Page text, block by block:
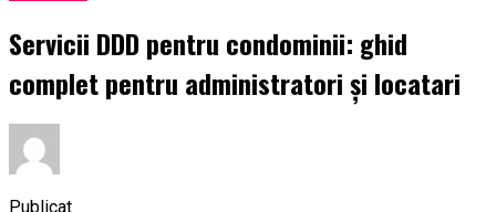
Servicii DDD pentru condominii: ghid
complet pentru administratori și locatari
Publicat